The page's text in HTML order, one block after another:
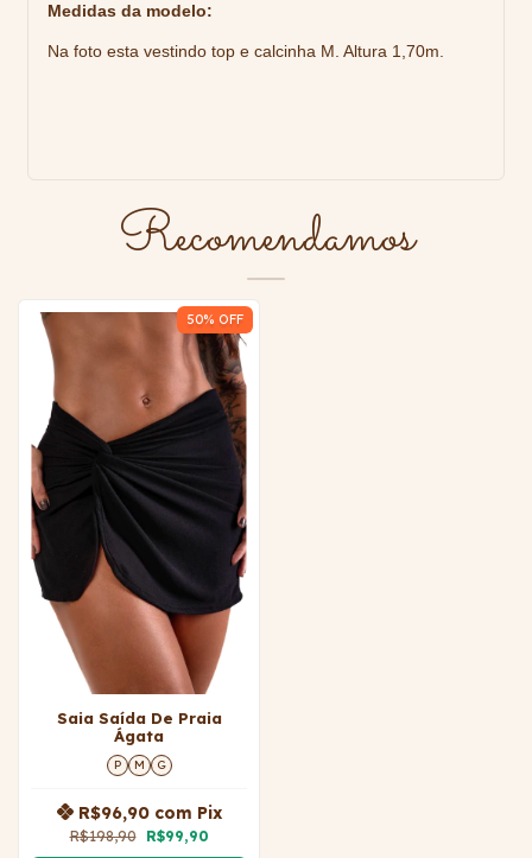
Medidas da modelo:
Na foto esta vestindo top e calcinha M. Altura 1,70m.
Recomendamos
50% OFF
Saia Saída De Praia
Ágata
P M G
R$198,90 R$99,90
R$96,90 com Pix